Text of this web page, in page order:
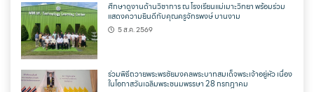
ศึกษาดูงานด้านวิชาการ ณ โรงเรียนแม่เมาะวิทยา พร้อมร่วม
แสดงความยินดีกับคุณครูจักรพงษ์ บานงาม
5 ส.ค. 2569
ร่วมพิธีถวายพระพรชัยมงคลพระบาทสมเด็จพระเจ้าอยู่หัว เนื่อง
ในโอกาสวันเฉลิมพระชนมพรรษา 28 กรกฎาคม